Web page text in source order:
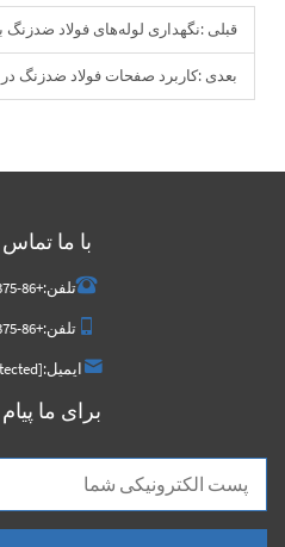
قبلی :نگهداری لوله‌های فولاد
بعدی :کاربرد صفحات فولاد ضدزنگ
با ما تماس
تلفن:+86-18917994375
تلفن:+86-18917994375
ایمیل:[email protected]
برای ما